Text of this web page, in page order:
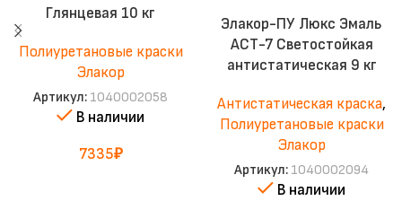
Глянцевая 10 кг
Полиуретановые краски
Элакор
Артикул: 1040002058
В наличии
7335₽
Элакор-ПУ Люкс Эмаль
АСТ-7 Светостойкая
антистатическая 9 кг
Антистатическая краска,
Полиуретановые краски
Элакор
Артикул: 1040002094
В наличии